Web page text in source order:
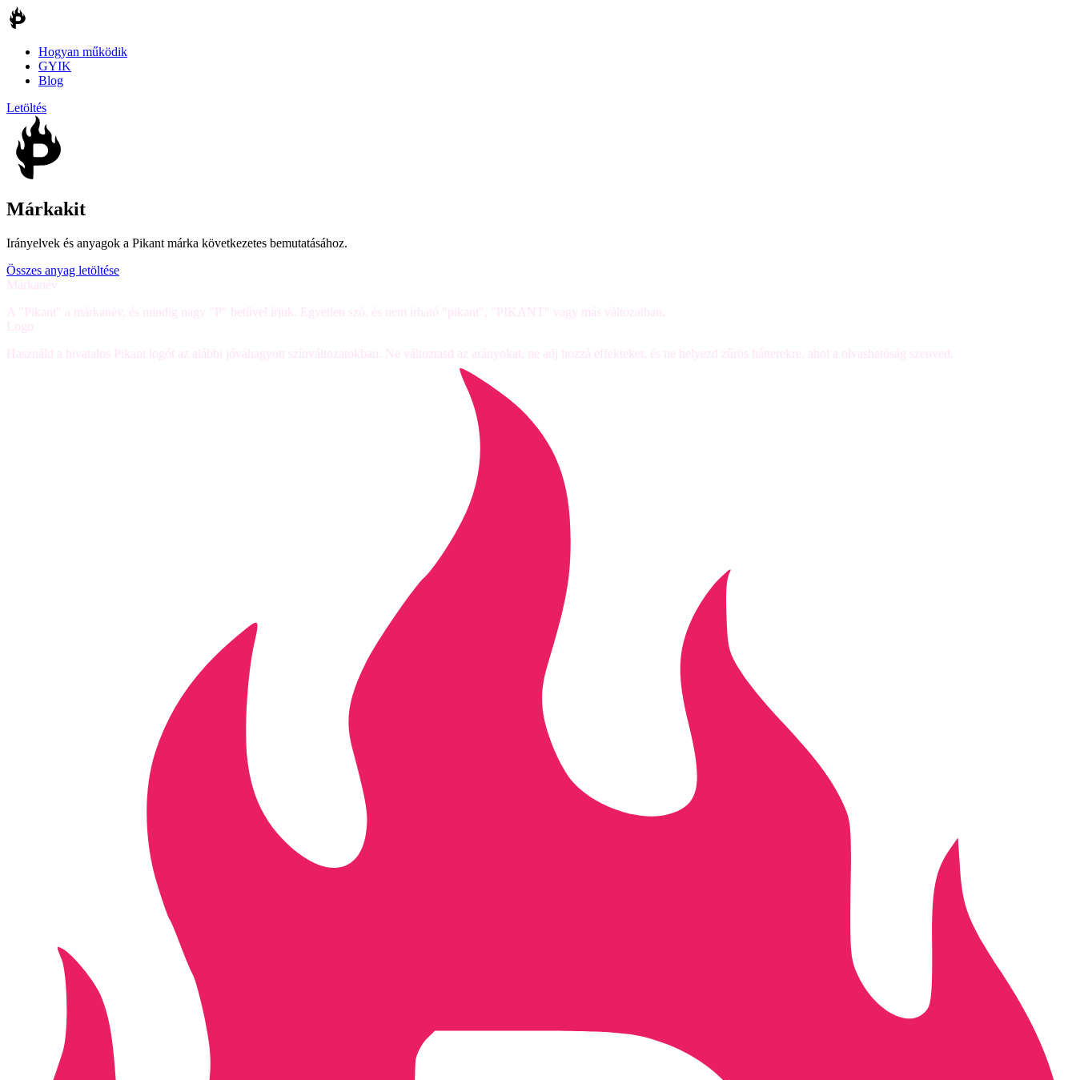
Hogyan működik
GYIK
Blog
Letöltés
Márkakit
Irányelvek és anyagok a Pikant márka következetes bemutatásához.
Összes anyag letöltése
Márkanév
A "Pikant" a márkanév, és mindig nagy "P" betűvel írjuk. Egyetlen szó, és nem írható "pikant", "PIKANT" vagy más változatban.
Logo
Használd a hivatalos Pikant logót az alábbi jóváhagyott színváltozatokban. Ne változtasd az arányokat, ne adj hozzá effekteket, és ne helyezd zűrös hátterekre, ahol a olvashatóság szenved.